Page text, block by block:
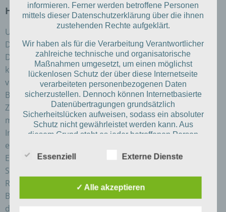
Haftung für Links
Unser Angebot enthält ggf. Links zu externen Websites
Dritter, auf deren Inhalte wir keinen Einfluss haben.
Deshalb können wir für diese fremden Inhalte auch
keine Gewähr übernehmen. Für die Inhalte der
verlinkten Seiten ist stets der jeweilige Anbieter oder
Betreiber verantwortlich.
Zum Zeitpunkt der Verlinkung wurden die Seiten auf
mögliche Rechtsverstöße überprüft. Rechtswidrige
Inhalte waren zum Zeitpunkt der Verlinkung nicht
erkennbar.
Eine permanente inhaltliche Kontrolle der verlinkten
Seiten ist jedoch ohne konkrete Anhaltspunkte einer
Rechtsverletzung nicht zumutbar.
Bei Bekanntwerden von Rechtsverletzungen werden wir
derartige Links umgehend entfernen.
informieren. Ferner werden betroffene Personen
mittels dieser Datenschutzerklärung über die ihnen
zustehenden Rechte aufgeklärt.
Wir haben als für die Verarbeitung Verantwortlicher
zahlreiche technische und organisatorische
Maßnahmen umgesetzt, um einen möglichst
lückenlosen Schutz der über diese Internetseite
verarbeiteten personenbezogenen Daten
sicherzustellen. Dennoch können Internetbasierte
Datenübertragungen grundsätzlich
Sicherheitslücken aufweisen, sodass ein absoluter
Schutz nicht gewährleistet werden kann. Aus
diesem Grund steht es jeder betroffenen Person
alternativen Wegen, beispielsweise telefonisch, an
Begriffsbestimmungen
Die Datenschutzerklärung beruht auf den
Essenziell Externe Dienste
✓ Alle akzeptieren